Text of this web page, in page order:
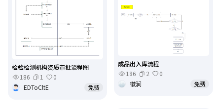
检验检测机构资质审批流程图
186
1
0
EDToCltE
免费
成品出入库流程
186
2
0
徽涧
免费